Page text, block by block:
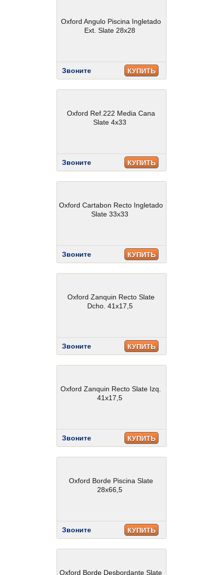
Oxford Angulo Piscina Ingletado
Ext. Slate 28x28
Звоните КУПИТЬ
Oxford Ref.222 Media Cana
Slate 4x33
Звоните КУПИТЬ
Oxford Cartabon Recto Ingletado
Slate 33x33
Звоните КУПИТЬ
Oxford Zanquin Recto Slate
Dcho. 41x17,5
Звоните КУПИТЬ
Oxford Zanquin Recto Slate Izq.
41x17,5
Звоните КУПИТЬ
Oxford Borde Piscina Slate
28x66,5
Звоните КУПИТЬ
Oxford Borde Desbordante Slate